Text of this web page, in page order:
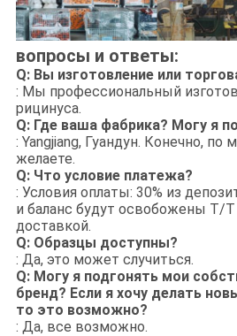
вопросы и ответы:
Q: Вы изготовление или
: Мы профессиональный
рицинуса.
Q: Где ваша фабрика? Могу я
: Yangjiang, Гуандун. Конечно, по
желаете.
Q: Что условие платежа?
: Условия оплаты: 30% из
и баланс будут освобожены T/
доставкой.
Q: Образцы доступны?
: Да, это может случиться.
Q: Могу я подгонять мои
бренд? Если я хочу делать
то это возможно?
: Да, все возможно.